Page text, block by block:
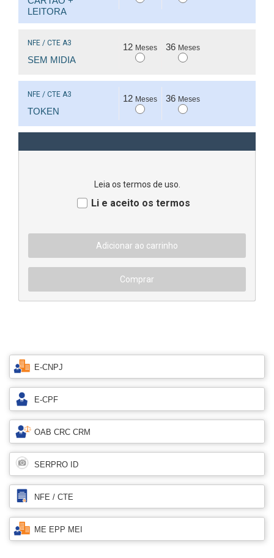
LEITORA
NFE / CTE A3
SEM MIDIA
12 Meses 36 Meses
NFE / CTE A3
TOKEN
12 Meses 36 Meses
Leia os termos de uso.
Li e aceito os termos
E-CNPJ
E-CPF
OAB CRC CRM
SERPRO ID
NFE / CTE
ME EPP MEI